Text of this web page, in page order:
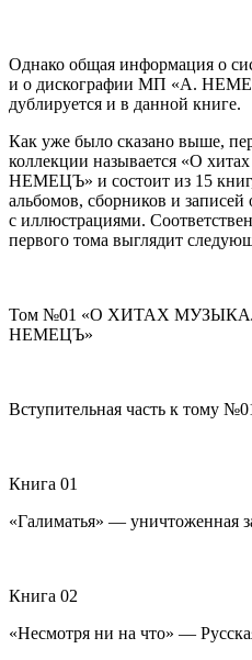
Однако общая информация о
и о дискографии МП «А.
дублируется и в данной книге.
Как уже было сказано выше,
коллекции называется «О
НЕМЕЦЪ» и состоит из 15
альбомов, сборников и записей
с иллюстрациями.
первого тома выглядит
Том №01 «О ХИТАХ
НЕМЕЦЪ»
Вступительная часть к тому
Книга 01
«Галиматья» — уничтоженная
Книга 02
«Несмотря ни на что» —